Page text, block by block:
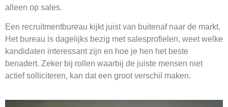
alleen op sales.
Een recruitmentbureau kijkt juist van buitenaf naar de markt.
Het bureau is dagelijks bezig met salesprofielen, weet welke
kandidaten interessant zijn en hoe je hen het beste
benadert. Zeker bij rollen waarbij de juiste mensen niet
actief solliciteren, kan dat een groot verschil maken.